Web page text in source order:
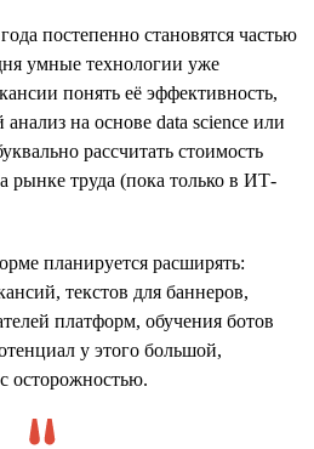
постепенно становятся частью
умные технологии уже
понять её эффективность,
на основе data science или
рассчитать стоимость
рынке труда (пока только в ИТ-
планируется расширять:
текстов для баннеров,
платформ, обучения ботов
у этого большой,
осторожностью.